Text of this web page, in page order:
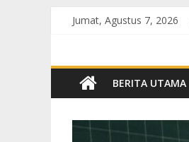
Jumat, Agustus 7, 2026
BERITA UTAMA